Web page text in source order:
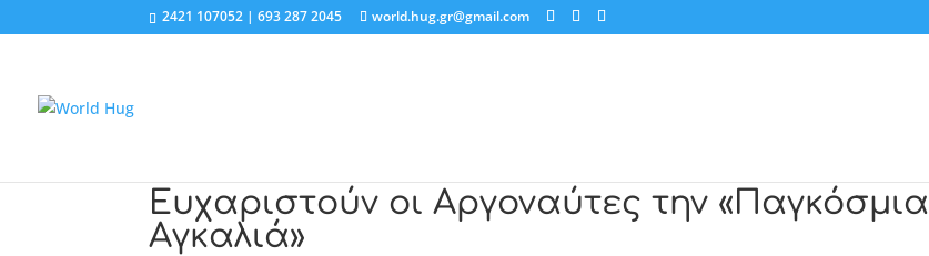
2421 107052 | 693 287 2045 world.hug.gr@gmail.com
Ευχαριστούν οι Αργοναύτες την «Παγκόσμια
Αγκαλιά»